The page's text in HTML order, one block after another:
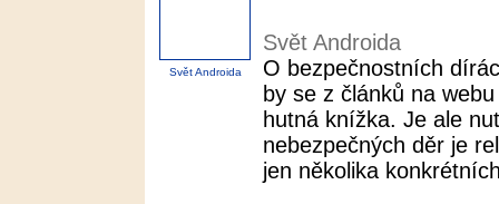
Svět Androida
Svět Androida
O bezpečnostních
by se z článků na
hutná knížka. Je ale
nebezpečných děr je
jen několika